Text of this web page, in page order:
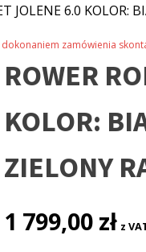
JOLENE 6.0 KOLOR:
dokonaniem zamówienia
ROWER
KOLOR:
ZIELONY
1 799,00 zł z